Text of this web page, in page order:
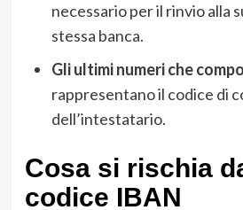
necessario per il rinvio alla
stessa banca.
Gli ultimi numeri che
rappresentano il codice di
dell’intestatario.
Cosa si rischia
codice IBAN